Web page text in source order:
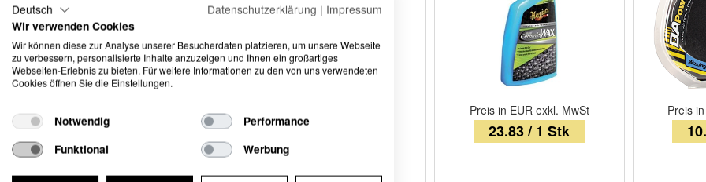
Preis in EUR exkl. MwSt
Preis in EUR exkl. MwSt
23.83 / 1 Stk
Preis
Reifenpflege
Staub & Schnee
Taschen
Teppich & Polster
Polieraufsatz
Boots- und Wohnmobilpflege
Deutsch Datenschutzerklärung | Impressum
Wir verwenden Cookies
Wir können diese zur Analyse unserer Besucherdaten platzieren, um unsere Webseite
zu verbessern, personalisierte Inhalte anzuzeigen und Ihnen ein großartiges
Webseiten-Erlebnis zu bieten. Für weitere Informationen zu den von uns verwendeten
Cookies öffnen Sie die Einstellungen.
Notwendig
Performance
Funktional
Werbung